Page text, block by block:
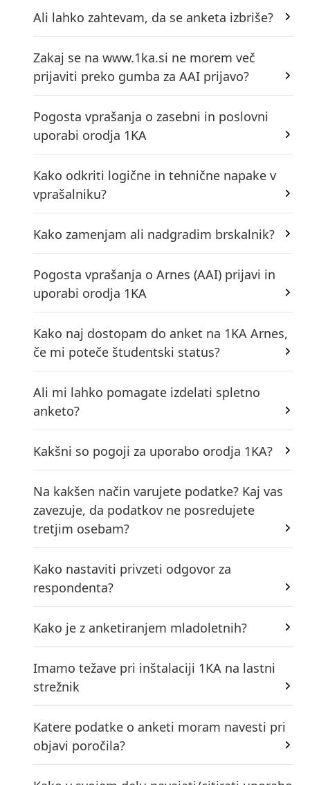
Ali lahko zahtevam, da se anketa izbriše?
Zakaj se na www.1ka.si ne morem več
prijaviti preko gumba za AAI prijavo?
Pogosta vprašanja o zasebni in poslovni
uporabi orodja 1KA
Kako odkriti logične in tehnične napake v
vprašalniku?
Kako zamenjam ali nadgradim brskalnik?
Pogosta vprašanja o Arnes (AAI) prijavi in
uporabi orodja 1KA
Kako naj dostopam do anket na 1KA Arnes,
če mi poteče študentski status?
Ali mi lahko pomagate izdelati spletno
anketo?
Kakšni so pogoji za uporabo orodja 1KA?
Na kakšen način varujete podatke? Kaj vas
zavezuje, da podatkov ne posredujete
tretjim osebam?
Kako nastaviti privzeti odgovor za
respondenta?
Kako je z anketiranjem mladoletnih?
Imamo težave pri inštalaciji 1KA na lastni
strežnik
Katere podatke o anketi moram navesti pri
objavi poročila?